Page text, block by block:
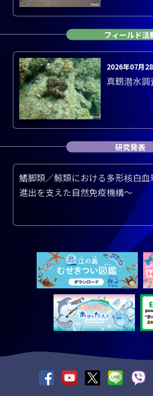
フィールド活
2026年07月
真鶴潜水調
研究発表
鰭脚類／鯨類における多形核白
進出を支えた自然免疫機構～